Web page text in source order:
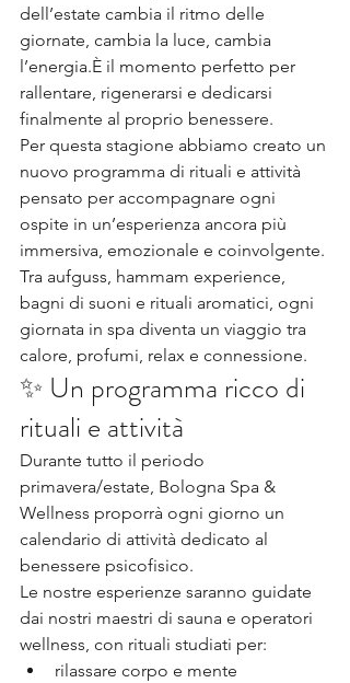
dell’estate cambia il ritmo delle
giornate, cambia la luce, cambia
l’energia.È il momento perfetto per
rallentare, rigenerarsi e dedicarsi
finalmente al proprio benessere.
Per questa stagione abbiamo creato un
nuovo programma di rituali e attività
pensato per accompagnare ogni
ospite in un’esperienza ancora più
immersiva, emozionale e coinvolgente.
Tra aufguss, hammam experience,
bagni di suoni e rituali aromatici, ogni
giornata in spa diventa un viaggio tra
calore, profumi, relax e connessione.
✨ Un programma ricco di
rituali e attività
Durante tutto il periodo
primavera/estate, Bologna Spa &
Wellness proporrà ogni giorno un
calendario di attività dedicato al
benessere psicofisico.
Le nostre esperienze saranno guidate
dai nostri maestri di sauna e operatori
wellness, con rituali studiati per:
rilassare corpo e mente